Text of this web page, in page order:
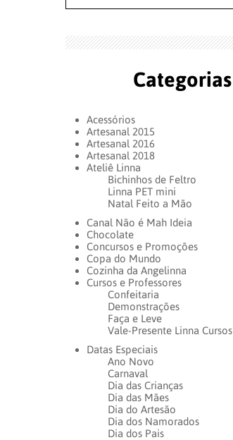
Categorias
Acessórios
Artesanal 2015
Artesanal 2016
Artesanal 2018
Ateliê Linna
Bichinhos de Feltro
Linna PET mini
Natal Feito a Mão
Canal Não é Mah Ideia
Chocolate
Concursos e Promoções
Copa do Mundo
Cozinha da Angelinna
Cursos e Professores
Confeitaria
Demonstrações
Faça e Leve
Vale-Presente Linna Cursos
Datas Especiais
Ano Novo
Carnaval
Dia das Crianças
Dia das Mães
Dia do Artesão
Dia dos Namorados
Dia dos Pais